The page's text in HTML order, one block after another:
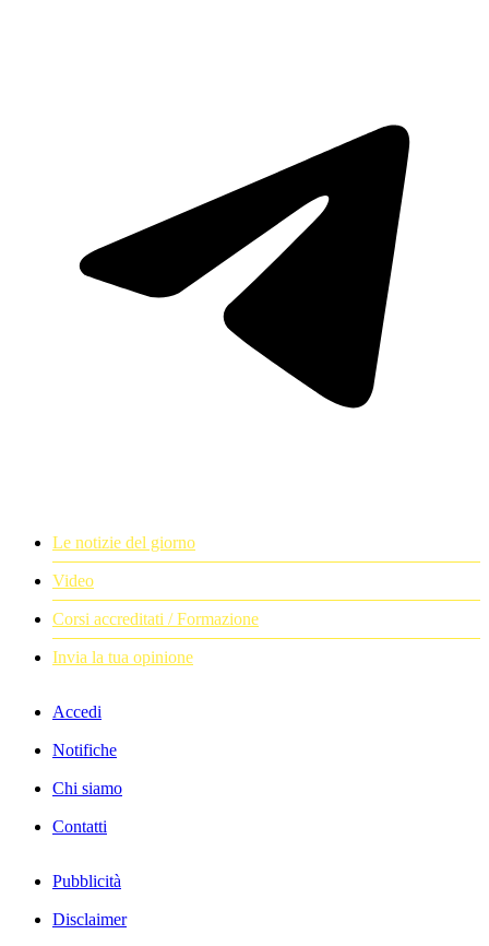
Le notizie del giorno
Video
Corsi accreditati / Formazione
Invia la tua opinione
Accedi
Notifiche
Chi siamo
Contatti
Pubblicità
Disclaimer